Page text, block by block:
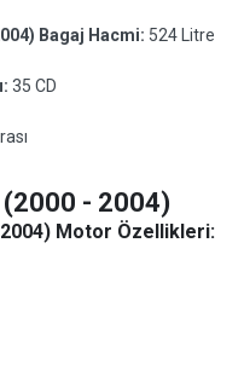
Bagaj Hacmi: 524 Litre
35 CD
(2000 - 2004)
2004) Motor Özellikleri: